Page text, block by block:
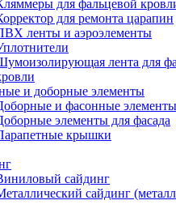
для фальцевой
для ремонта царапин
ленты и аэроэлементы
лента для
и доборные элементы
и фасонные
элементы для фасада
крышки
сайдинг
сайдинг